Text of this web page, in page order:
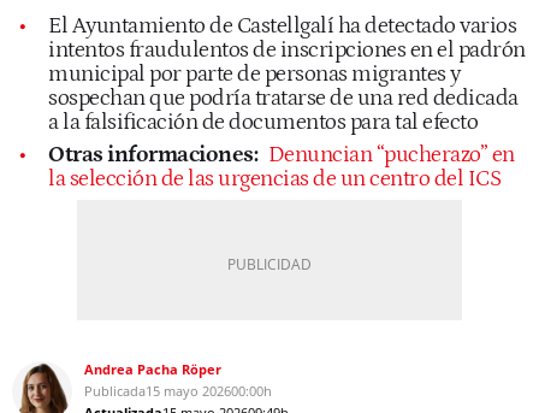
El Ayuntamiento de Castellgalí ha detectado varios
intentos fraudulentos de inscripciones en el padrón
municipal por parte de personas migrantes y
sospechan que podría tratarse de una red dedicada
a la falsificación de documentos para tal efecto
Otras informaciones: Denuncian “pucherazo” en
la selección de las urgencias de un centro del ICS
Andrea Pacha Röper
Publicada15 mayo 202600:00h